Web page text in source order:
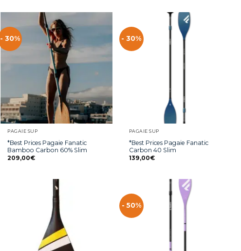
- 30%
PAGAIE SUP
*Best Prices Pagaie Fanatic
Bamboo Carbon 60% Slim
209,00€
- 30%
PAGAIE SUP
*Best Prices Pagaie Fanatic
Carbon 40 Slim
139,00€
- 50%